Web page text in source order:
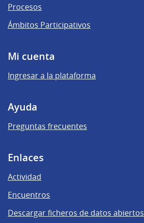
Procesos
Ámbitos Participativos
Mi cuenta
Ingresar a la plataforma
Ayuda
Preguntas frecuentes
Enlaces
Actividad
Encuentros
Descargar ficheros de datos abiertos